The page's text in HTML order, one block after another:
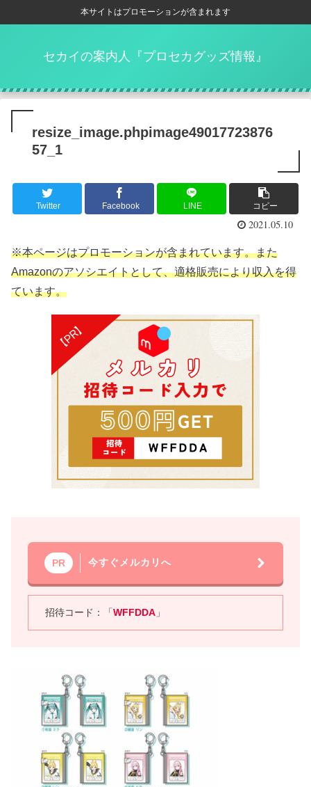
本サイトはプロモーションが含まれます
セカイの案内人『プロセカグッズ情報』
resize_image.phpimage49017723876
57_1
Twitter Facebook LINE コピー
2021.05.10
※本ページはプロモーションが含まれています。また
Amazonのアソシエイトとして、適格販売により収入を得
ています。
PR 今すぐメルカリへ
招待コード：「WFFDDA 」